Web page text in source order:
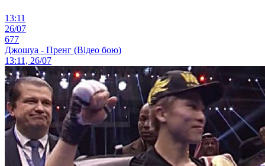
13:11
26/07
677
Джошуа - Пренг (Відео бою)
13:11, 26/07